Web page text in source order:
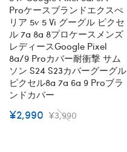
Proケースブランドエクスぺ
リア 5v 5 Vi グーグル ピクセ
ル 7a 8a 8プロケースメンズ
レディースGoogle Pixel
8a/9 Proカバー耐衝撃 サム
ソン S24 S23カバーグーグル
ピクセル8a 7a 6a 9 Proブラ
ンドカバー
¥2,990 ¥3,990